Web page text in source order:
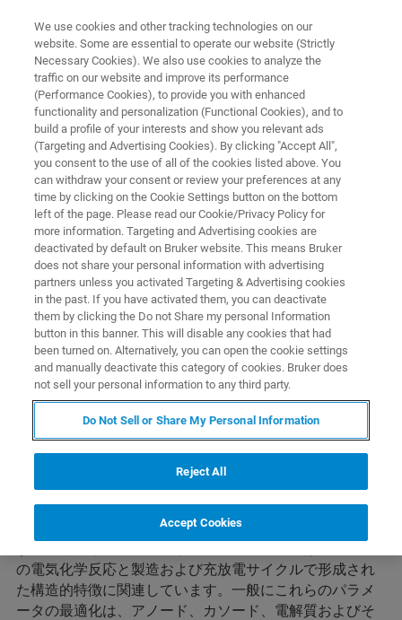
BRUKER NANO ANALYTICS PRESENT:
バッテリー材料と製造プロセス
の最適化におけるEDS元素マッ
ピングのアプリケーション例
オンデマンドセッション - 51 分
エネルギー分散分光法を用いた
バッテリー特性分析と最適化
バッテリーセルの化学的性質と製造プロセスの改良は
クリーンエネルギー経済の実現のために非常に重要で
の電気化学反応と製造および充放電サイクルで形成され
た構造的特徴に関連しています。一般にこれらのパラメ
ータの最適化は、アノード、カソード、電解質およびそ
We use cookies and other tracking technologies on our
website. Some are essential to operate our website (Strictly
Necessary Cookies). We also use cookies to analyze the
traffic on our website and improve its performance
(Performance Cookies), to provide you with enhanced
functionality and personalization (Functional Cookies), and to
build a profile of your interests and show you relevant ads
(Targeting and Advertising Cookies). By clicking "Accept All",
you consent to the use of all of the cookies listed above. You
can withdraw your consent or review your preferences at any
time by clicking on the Cookie Settings button on the bottom
left of the page. Please read our Cookie/Privacy Policy for
more information. Targeting and Advertising cookies are
deactivated by default on Bruker website. This means Bruker
does not share your personal information with advertising
partners unless you activated Targeting & Advertising cookies
in the past. If you have activated them, you can deactivate
them by clicking the Do not Share my personal Information
button in this banner. This will disable any cookies that had
been turned on. Alternatively, you can open the cookie settings
and manually deactivate this category of cookies. Bruker does
not sell your personal information to any third party.
Do Not Sell or Share My Personal Information
Reject All
Accept Cookies